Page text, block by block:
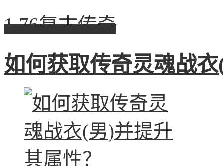
1.76复古传奇
如何获取传奇灵魂战